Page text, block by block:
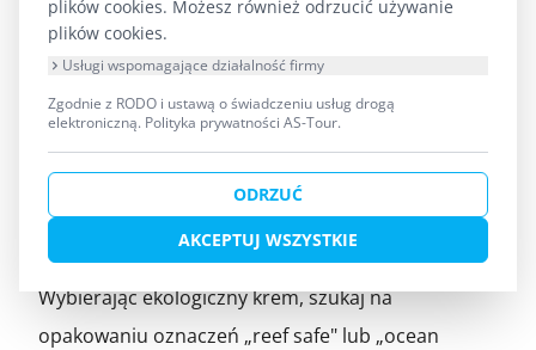
woreczku strunowym przyczepionym do siedziska,
nie na dnie luku bagażowego. Jeśli musisz grzebać
ponowną aplikację – a to właśnie regularne
przyjemnym wspomnieniem, czy z bolesnym
oparzeniem słonecznym.
Wybierając ekologiczny krem, szukaj na
opakowaniu oznaczeń „reef safe" lub „ocean
plików cookies. Możesz również odrzucić używanie
plików cookies.
Usługi wspomagające działalność firmy
Zgodnie z RODO i ustawą o świadczeniu usług drogą
elektroniczną. Polityka prywatności AS-Tour.
ODRZUĆ
AKCEPTUJ WSZYSTKIE